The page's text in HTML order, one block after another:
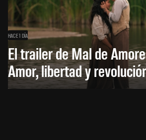
HACE 1 DÍA
El trailer de Mal de
Amor, libertad y